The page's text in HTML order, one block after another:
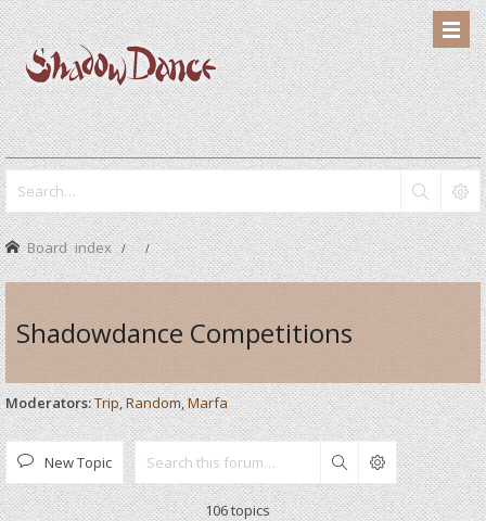
Board index
Shadowdance Competitions
Moderators:Trip,Random,Marfa
New Topic Search
106 topics